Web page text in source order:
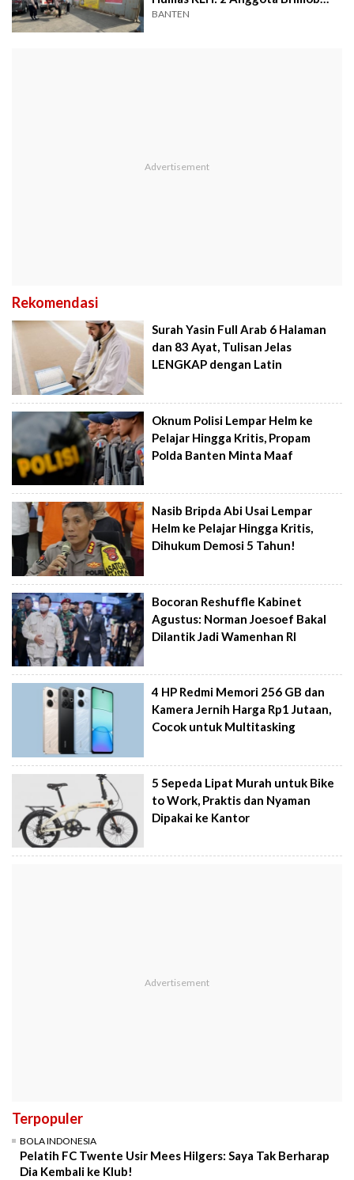
dan 2 Sekuriti
BANTEN
Rekomendasi
Surah Yasin Full Arab 6 Halaman
dan 83 Ayat, Tulisan Jelas
LENGKAP dengan Latin
Oknum Polisi Lempar Helm ke
Pelajar Hingga Kritis, Propam
Polda Banten Minta Maaf
Nasib Bripda Abi Usai Lempar
Helm ke Pelajar Hingga Kritis,
Dihukum Demosi 5 Tahun!
Bocoran Reshuffle Kabinet
Agustus: Norman Joesoef Bakal
Dilantik Jadi Wamenhan RI
4 HP Redmi Memori 256 GB dan
Kamera Jernih Harga Rp1 Jutaan,
Cocok untuk Multitasking
5 Sepeda Lipat Murah untuk Bike
to Work, Praktis dan Nyaman
Dipakai ke Kantor
Terpopuler
BOLA INDONESIA
Pelatih FC Twente Usir Mees Hilgers: Saya Tak Berharap
Dia Kembali ke Klub!